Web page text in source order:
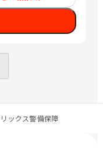
ックス警備保障